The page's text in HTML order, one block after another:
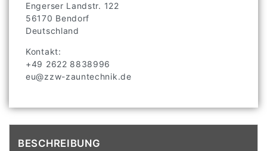
Engerser Landstr. 122
56170 Bendorf
Deutschland
Kontakt:
+49 2622 8838996
eu@zzw-zauntechnik.de
BESCHREIBUNG